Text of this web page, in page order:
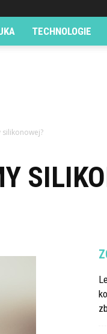
TECHNOLOGIE
silikonowej?